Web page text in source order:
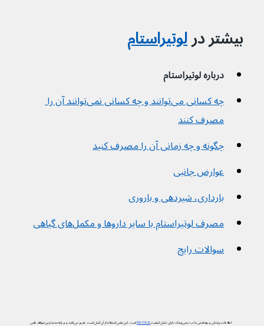
بیشتر در لوتیراستام
درباره لوتیراستام
چه کسانی می‌توانند و چه کسانی نمی‌توانند آن را
مصرف کنند
چگونه و چه زمانی آن را مصرف کنید
عوارض جانبی
بارداری، شیردهی و باروری
مصرف لوتیراستام با سایر داروها و مکمل‌های گیاهی
سوالات رایج
اطلاعات پزشکی و بهداشتی ما در دیجی‌پزشک دارای نشان کیفیتPIF TICKاست. این یعنی استفاده از آن آسان است، به‌روز می‌باشد و بر پایه جدیدترین شواهد علمی